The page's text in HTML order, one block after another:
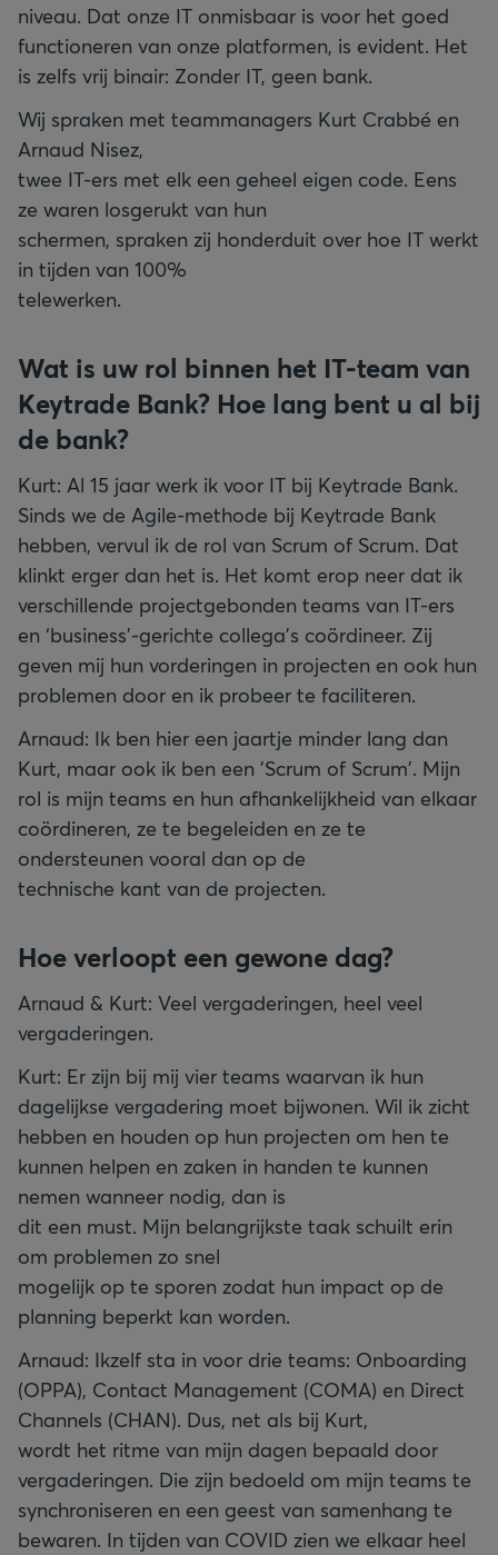
niveau. Dat onze IT onmisbaar is voor het goed
functioneren van onze platformen, is evident. Het
is zelfs vrij binair: Zonder IT, geen bank.
Wij spraken met teammanagers Kurt Crabbé en
Arnaud Nisez,
twee IT-ers met elk een geheel eigen code. Eens
ze waren losgerukt van hun
schermen, spraken zij honderduit over hoe IT werkt
in tijden van 100%
telewerken.
Wat is uw rol binnen het IT-team van
Keytrade Bank? Hoe lang bent u al bij
de bank?
Kurt: Al 15 jaar werk ik voor IT bij Keytrade Bank.
Sinds we de Agile-methode bij Keytrade Bank
hebben, vervul ik de rol van Scrum of Scrum. Dat
klinkt erger dan het is. Het komt erop neer dat ik
verschillende projectgebonden teams van IT-ers
en ‘business’-gerichte collega’s coördineer. Zij
geven mij hun vorderingen in projecten en ook hun
problemen door en ik probeer te faciliteren.
Arnaud: Ik ben hier een jaartje minder lang dan
Kurt, maar ook ik ben een 'Scrum of Scrum'. Mijn
rol is mijn teams en hun afhankelijkheid van elkaar
coördineren, ze te begeleiden en ze te
ondersteunen vooral dan op de
technische kant van de projecten.
Hoe verloopt een gewone dag?
Arnaud & Kurt: Veel vergaderingen, heel veel
vergaderingen.
Kurt: Er zijn bij mij vier teams waarvan ik hun
dagelijkse vergadering moet bijwonen. Wil ik zicht
hebben en houden op hun projecten om hen te
kunnen helpen en zaken in handen te kunnen
nemen wanneer nodig, dan is
dit een must. Mijn belangrijkste taak schuilt erin
om problemen zo snel
mogelijk op te sporen zodat hun impact op de
planning beperkt kan worden.
Arnaud: Ikzelf sta in voor drie teams: Onboarding
(OPPA), Contact Management (COMA) en Direct
Channels (CHAN). Dus, net als bij Kurt,
wordt het ritme van mijn dagen bepaald door
vergaderingen. Die zijn bedoeld om mijn teams te
synchroniseren en een geest van samenhang te
bewaren. In tijden van COVID zien we elkaar heel